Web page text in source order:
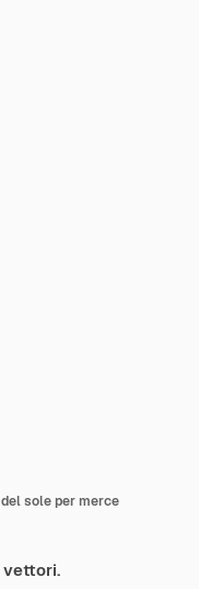
sole per merce
vettori.